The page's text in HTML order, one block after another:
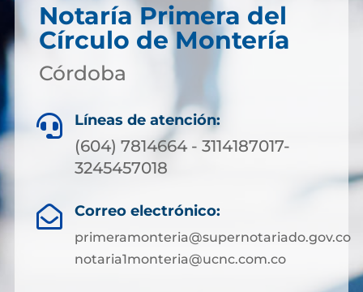
Notaría Primera del
Círculo de Montería
Córdoba
 Líneas de atención:
(604) 7814664 - 3114187017-
3245457018
 Correo electrónico:
primeramonteria@supernotariado.gov.co
notaria1monteria@ucnc.com.co